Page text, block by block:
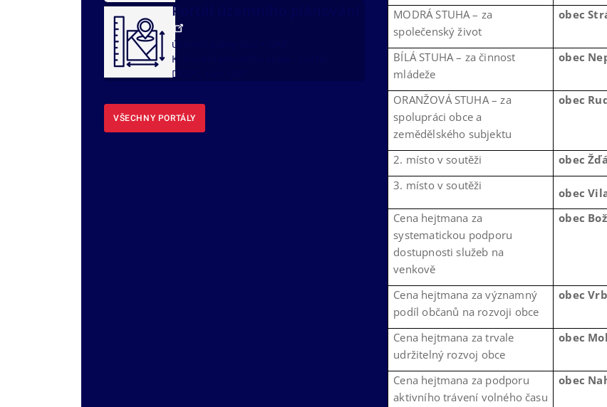
Portál územního plánování
územní plány obcí
Královéhradeckého kraje - portál
DMVS, část ÚAP
VŠECHNY PORTÁLY
MODRÁ STUHA – za
společenský život
obec
BÍLÁ STUHA – za činnost
mládeže
obec
ORANŽOVÁ STUHA – za
spolupráci obce a
zemědělského subjektu
obec
2. místo v soutěži
obec
3. místo v soutěži
obec
Cena hejtmana za
systematickou podporu
dostupnosti služeb na
venkově
obec
Cena hejtmana za významný
podíl občanů na rozvoji obce
obec
Cena hejtmana za trvale
udržitelný rozvoj obce
obec
Cena hejtmana za podporu
aktivního trávení volného času
obec